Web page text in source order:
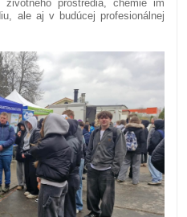
prostredia, chémie im
ale aj v budúcej profesionálnej